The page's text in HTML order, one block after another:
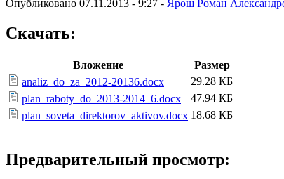
Опубликовано 07.11.2013 - 9:27 - Ярош Роман
Скачать:
Вложение
Размер
analiz_do_za_2012-20136.docx
29.28 КБ
plan_raboty_do_2013-2014_6.docx
47.94 КБ
plan_soveta_direktorov_aktivov.docx 18.68 КБ
Предварительный просмотр: